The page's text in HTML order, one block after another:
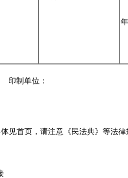
位：
见首页，请注意《民法典》等法